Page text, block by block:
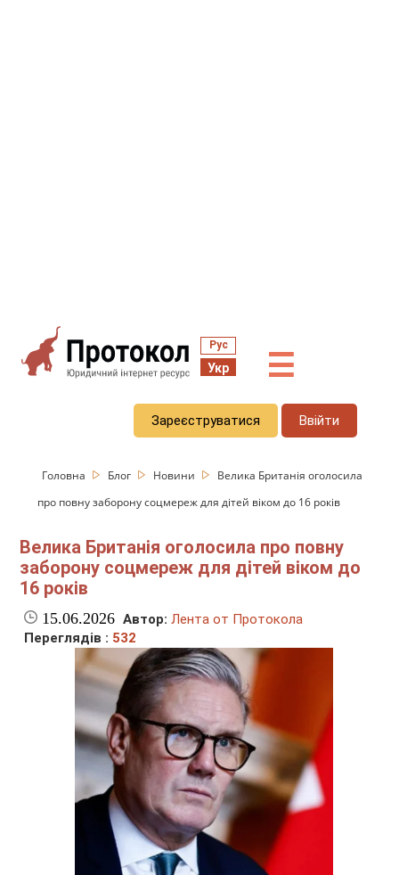
Рус
Укр ☰
Зареєструватися Ввійти
Головна Блог Новини
Велика Британія оголосила
про повну заборону соцмереж для дітей віком до 16 років
Велика Британія оголосила про повну
заборону соцмереж для дітей віком до
16 років
15.06.2026 Автор: Лента от Протокола
Переглядів : 532